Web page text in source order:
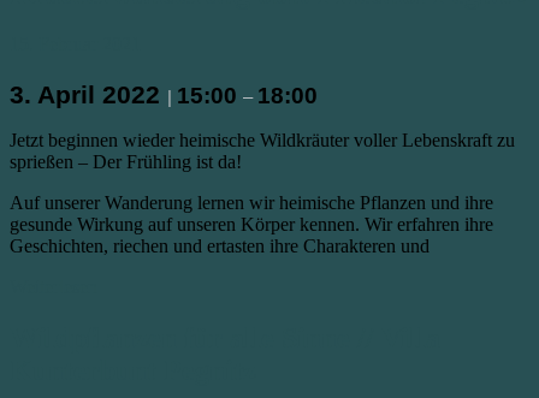
3. April 2022 15:00 – 18:00
Jetzt beginnen wieder heimische Wildkräuter voller Lebenskraft zu
sprießen – Der Frühling ist da!
Auf unserer Wanderung lernen wir heimische Pflanzen und ihre
gesunde Wirkung auf unseren Körper kennen. Wir erfahren ihre
Geschichten, riechen und ertasten ihre Charakteren und